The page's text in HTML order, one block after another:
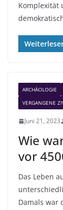
Komplexität
ARCHÄOLOGIE
VERGANGENE
Juni 21, 2023
Wie
vor
Das Leben
Damals war